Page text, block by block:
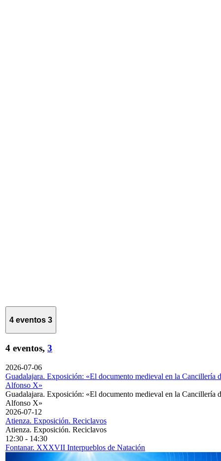
4 eventos 3
4 eventos, 3
2026-07-06
Guadalajara. Exposición: «El documento medieval en la Cancillería
Alfonso X»
Guadalajara. Exposición: «El documento medieval en la Cancillería
Alfonso X»
2026-07-12
Atienza. Exposición. Reciclavos
Atienza. Exposición. Reciclavos
12:30 - 14:30
Fontanar. XXXVII Interpueblos de Natación